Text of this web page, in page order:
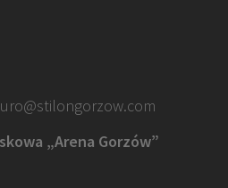
„Arena Gorzów”